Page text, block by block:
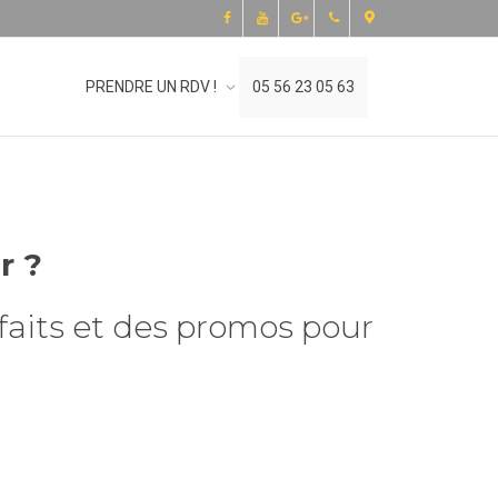
PRENDRE UN RDV ! 05 56 23 05 63
?
et des promos pour